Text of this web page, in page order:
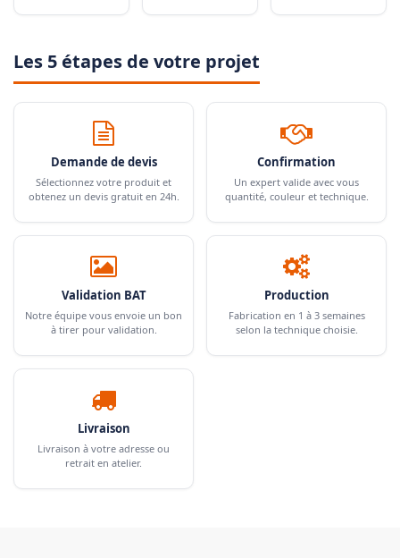
Les 5 étapes de votre projet
Demande de devis
Sélectionnez votre produit et
obtenez un devis gratuit en 24h.
Confirmation
Un expert valide avec vous
quantité, couleur et technique.
Validation BAT
Notre équipe vous envoie un bon
à tirer pour validation.
Production
Fabrication en 1 à 3 semaines
selon la technique choisie.
Livraison
Livraison à votre adresse ou
retrait en atelier.